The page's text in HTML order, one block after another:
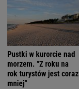
Pustki w kurorcie nad
morzem. "Z roku na
rok turystów jest coraz
mniej"